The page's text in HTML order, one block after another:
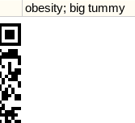
obesity; big tummy